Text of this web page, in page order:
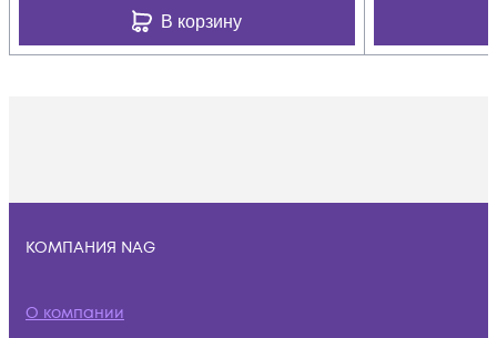
В корзину
КОМПАНИЯ NAG
О компании